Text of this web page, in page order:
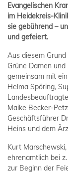
Evangelischen
im Heidekreis-
sie gebührend –
und gefeiert.
Aus diesem
Grüne Damen
gemeinsam mit
Helma Spöring,
Maike Becker-
Geschäftsführer
Heins und dem
Kurt
ehrenamtlich bei
zur Beginn der